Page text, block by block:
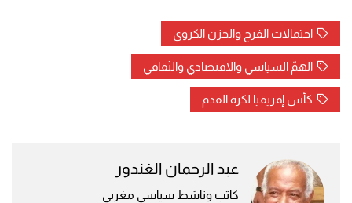
احتمالات الفرح والحزن الكروي
الهمّ السياسي والاقتصادي والثقافي
كأس إفريقيا لكرة القدم
عبد الرحمان الغندور
كاتب وناشط سياسي مغربي